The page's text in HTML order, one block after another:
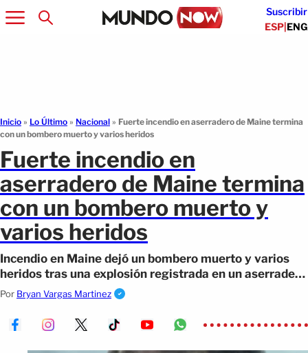
Suscribir
ESP|ENG
Inicio » Lo Último » Nacional » Fuerte incendio en aserradero de Maine termina
con un bombero muerto y varios heridos
Fuerte incendio en
aserradero de Maine termina
con un bombero muerto y
varios heridos
Incendio en Maine dejó un bombero muerto y varios
heridos tras una explosión registrada en un aserradero
de Robbins Lumber en Searsmont.
Por Bryan Vargas Martinez